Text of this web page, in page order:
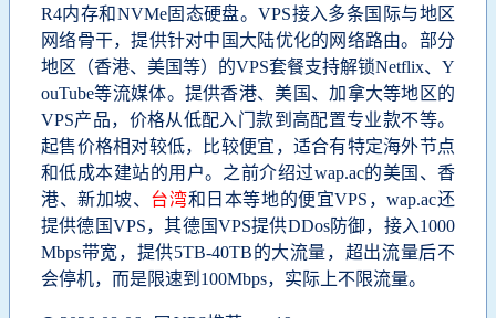
R4内存和NVMe固态硬盘。VPS接入多条国际与地区
网络骨干，提供针对中国大陆优化的网络路由。部分
地区（香港、美国等）的VPS套餐支持解锁Netflix、Y
ouTube等流媒体。提供香港、美国、加拿大等地区的
VPS产品，价格从低配入门款到高配置专业款不等。
起售价格相对较低，比较便宜，适合有特定海外节点
和低成本建站的用户。之前介绍过wap.ac​的美国、香
港、新加坡、 台湾和日本等地的便宜VPS，wap.ac还
提供德国VPS，其德国VPS提供DDos防御，接入1000
Mbps带宽，提供5TB-40TB的大流量，超出流量后不
会停机，而是限速到100Mbps，实际上不限流量。